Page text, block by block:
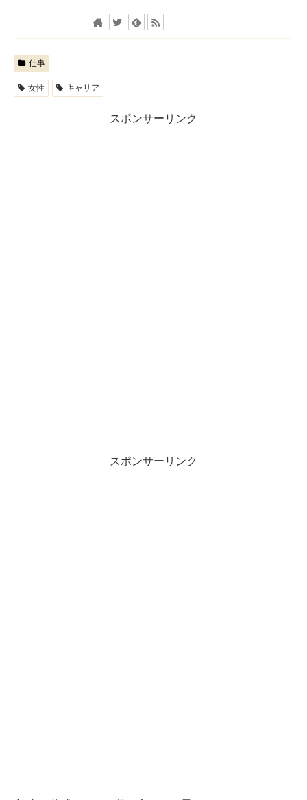
仕事
女性 キャリア
スポンサーリンク
スポンサーリンク